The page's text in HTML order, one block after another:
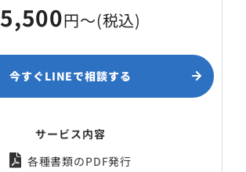
5,500円～(税込)
今すぐLINEで相談する
サービス内容
各種書類のPDF発行